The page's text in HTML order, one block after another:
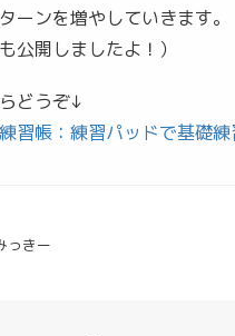
ーンを増やしていきます
公開しましたよ！）
どうぞ↓
習帳：練習パッドで基礎練
っきー